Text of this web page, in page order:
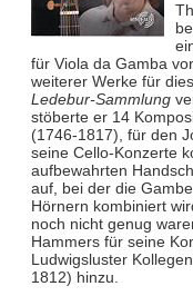
für Viola da Gamba
weiterer Werke für
Ledebur-Sammlung
stöberte er 14
(1746-1817), für den
seine Cello-Konzerte
aufbewahrten
auf, bei der die
Hörnern kombiniert
noch nicht genug
Hammers für seine
Ludwigsluster
1812) hinzu.